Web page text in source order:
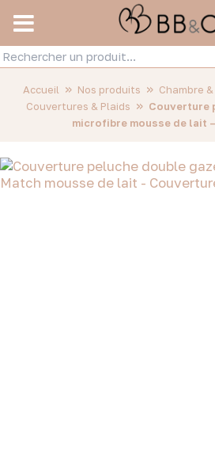
Accueil » Nos produits » Chambre
Couvertures & Plaids » Couverture
microfibre mousse de lait